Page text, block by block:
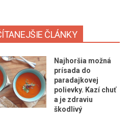
ČLÁNKY
Najhoršia možná
prísada do
paradajkovej
polievky. Kazí chuť
a je zdraviu
škodlivý